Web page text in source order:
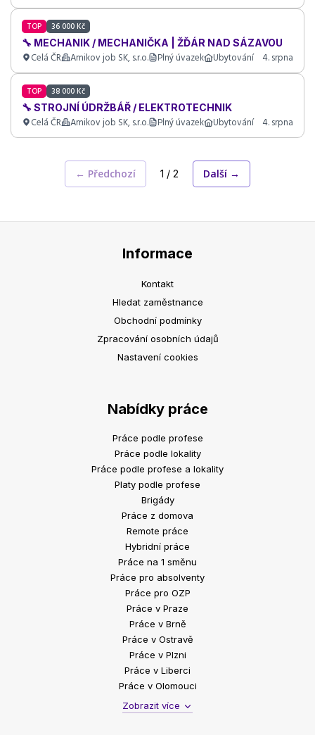
TOP 36 000 Kč
🔧 MECHANIK / MECHANIČKA | ŽĎÁR NAD SÁZAVOU
Celá ČR Amikov job SK, s.r.o. Plný úvazek Ubytování 4. srpna
TOP 38 000 Kč
🔧 STROJNÍ ÚDRŽBÁŘ / ELEKTROTECHNIK
Celá ČR Amikov job SK, s.r.o. Plný úvazek Ubytování 4. srpna
← Předchozí 1 / 2 Další →
Informace
Kontakt
Hledat zaměstnance
Obchodní podmínky
Zpracování osobních údajů
Nastavení cookies
Nabídky práce
Práce podle profese
Práce podle lokality
Práce podle profese a lokality
Platy podle profese
Brigády
Práce z domova
Remote práce
Hybridní práce
Práce na 1 směnu
Práce pro absolventy
Práce pro OZP
Práce v Praze
Práce v Brně
Práce v Ostravě
Práce v Plzni
Práce v Liberci
Práce v Olomouci
Zobrazit více